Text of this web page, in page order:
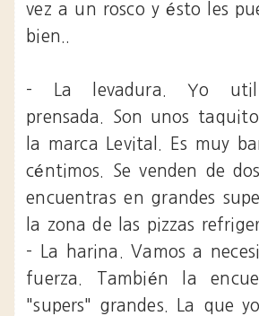
vez a un rosco y ésto les
bien..
- La levadura. Yo
prensada. Son unos
la marca Levital. Es muy
céntimos. Se venden de
encuentras en grandes
la zona de las pizzas
- La harina. Vamos a
fuerza. También la
"supers" grandes. La que